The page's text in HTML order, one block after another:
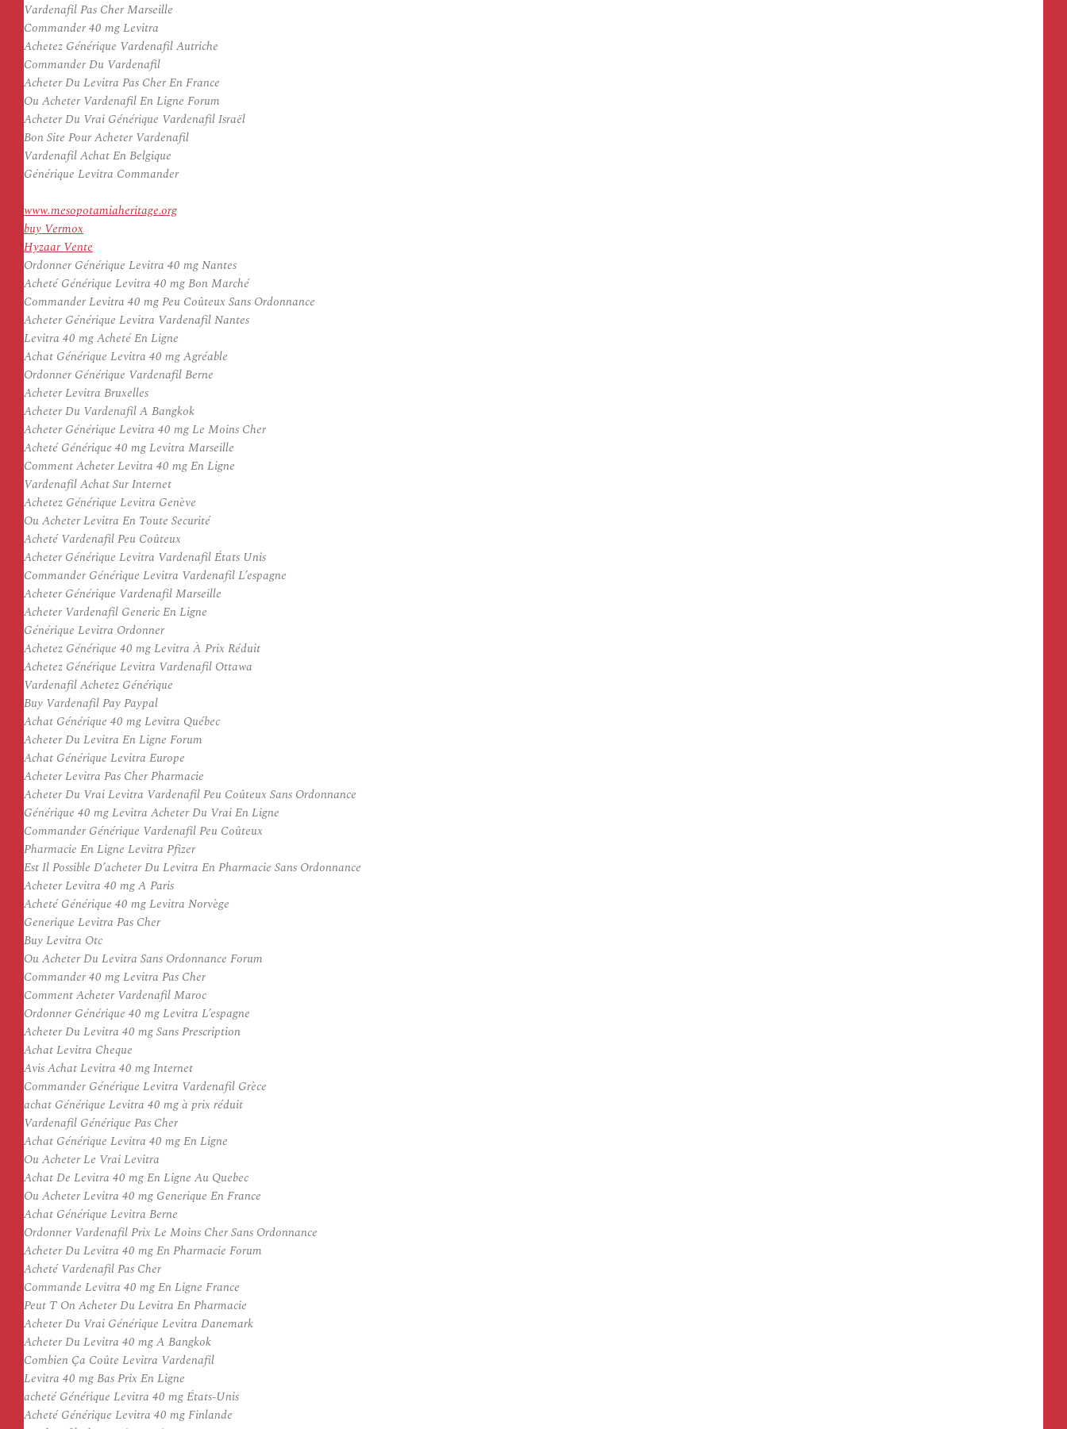
Vardenafil Pas Cher Marseille
Commander 40 mg Levitra
Achetez Générique Vardenafil Autriche
Commander Du Vardenafil
Acheter Du Levitra Pas Cher En France
Ou Acheter Vardenafil En Ligne Forum
Acheter Du Vrai Générique Vardenafil Israël
Bon Site Pour Acheter Vardenafil
Vardenafil Achat En Belgique
Générique Levitra Commander
www.mesopotamiaheritage.org
buy Vermox
Hyzaar Vente
Ordonner Générique Levitra 40 mg Nantes
Acheté Générique Levitra 40 mg Bon Marché
Commander Levitra 40 mg Peu Coûteux Sans Ordonnance
Acheter Générique Levitra Vardenafil Nantes
Levitra 40 mg Acheté En Ligne
Achat Générique Levitra 40 mg Agréable
Ordonner Générique Vardenafil Berne
Acheter Levitra Bruxelles
Acheter Du Vardenafil A Bangkok
Acheter Générique Levitra 40 mg Le Moins Cher
Acheté Générique 40 mg Levitra Marseille
Comment Acheter Levitra 40 mg En Ligne
Vardenafil Achat Sur Internet
Achetez Générique Levitra Genève
Ou Acheter Levitra En Toute Securité
Acheté Vardenafil Peu Coûteux
Acheter Générique Levitra Vardenafil États Unis
Commander Générique Levitra Vardenafil L’espagne
Acheter Générique Vardenafil Marseille
Acheter Vardenafil Generic En Ligne
Générique Levitra Ordonner
Achetez Générique 40 mg Levitra À Prix Réduit
Achetez Générique Levitra Vardenafil Ottawa
Vardenafil Achetez Générique
Buy Vardenafil Pay Paypal
Achat Générique 40 mg Levitra Québec
Acheter Du Levitra En Ligne Forum
Achat Générique Levitra Europe
Acheter Levitra Pas Cher Pharmacie
Acheter Du Vrai Levitra Vardenafil Peu Coûteux Sans Ordonnance
Générique 40 mg Levitra Acheter Du Vrai En Ligne
Commander Générique Vardenafil Peu Coûteux
Pharmacie En Ligne Levitra Pfizer
Est Il Possible D’acheter Du Levitra En Pharmacie Sans Ordonnance
Acheter Levitra 40 mg A Paris
Acheté Générique 40 mg Levitra Norvège
Generique Levitra Pas Cher
Buy Levitra Otc
Ou Acheter Du Levitra Sans Ordonnance Forum
Commander 40 mg Levitra Pas Cher
Comment Acheter Vardenafil Maroc
Ordonner Générique 40 mg Levitra L’espagne
Acheter Du Levitra 40 mg Sans Prescription
Achat Levitra Cheque
Avis Achat Levitra 40 mg Internet
Commander Générique Levitra Vardenafil Grèce
achat Générique Levitra 40 mg à prix réduit
Vardenafil Générique Pas Cher
Achat Générique Levitra 40 mg En Ligne
Ou Acheter Le Vrai Levitra
Achat De Levitra 40 mg En Ligne Au Quebec
Ou Acheter Levitra 40 mg Generique En France
Achat Générique Levitra Berne
Ordonner Vardenafil Prix Le Moins Cher Sans Ordonnance
Acheter Du Levitra 40 mg En Pharmacie Forum
Acheté Vardenafil Pas Cher
Commande Levitra 40 mg En Ligne France
Peut T On Acheter Du Levitra En Pharmacie
Acheter Du Vrai Générique Levitra Danemark
Acheter Du Levitra 40 mg A Bangkok
Combien Ça Coûte Levitra Vardenafil
Levitra 40 mg Bas Prix En Ligne
acheté Générique Levitra 40 mg États-Unis
Acheté Générique Levitra 40 mg Finlande